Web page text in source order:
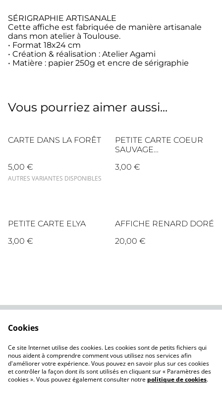
SÉRIGRAPHIE ARTISANALE
Cette affiche est fabriquée de manière artisanale
dans mon atelier à Toulouse.
• Format 18x24 cm
• Création & réalisation : Atelier Agami
• Matière : papier 250g et encre de sérigraphie
Vous pourriez aimer aussi...
CARTE DANS LA FORÊT
5,00 €
AUTRES VARIANTES DISPONIBLES
PETITE CARTE COEUR
SAUVAGE
3,00 €
PETITE CARTE ELYA
3,00 €
AFFICHE RENARD DORÉ
20,00 €
Politique de
confidentialité
Politique de cookies
Cookies
Ce site Internet utilise des cookies. Les cookies sont de petits fichiers qui
nous aident à comprendre comment vous utilisez nos services afin
d'améliorer votre expérience. Vous pouvez en savoir plus sur ces cookies
et contrôler la façon dont ils sont utilisés en cliquant sur « Paramètres des
cookies ». Vous pouvez également consulter notre politique de cookies.